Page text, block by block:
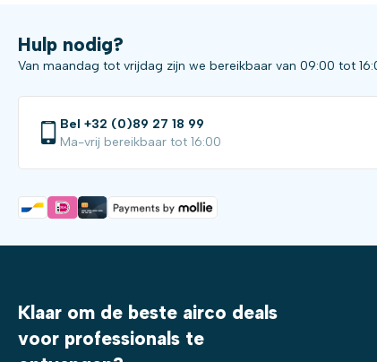
Hulp nodig?
Van maandag tot vrijdag zijn we bereikbaar van 09:00 tot
Bel +32 (0)89 27 18 99
Ma-vrij bereikbaar tot 16:00
Klaar om de beste airco deals
voor professionals te